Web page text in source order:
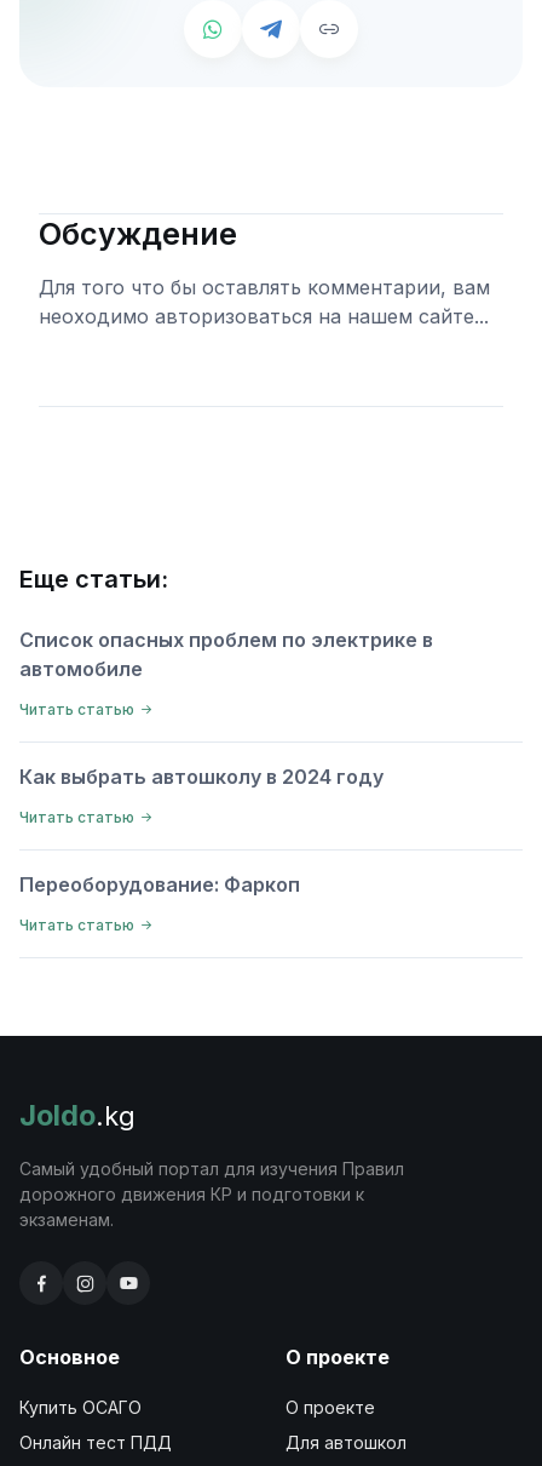
Обсуждение
Для того что бы оставлять комментарии, вам
неоходимо авторизоваться на нашем сайте...
Еще статьи:
Список опасных проблем по электрике в
автомобиле
Читать статью
Как выбрать автошколу в 2024 году
Читать статью
Переоборудование: Фаркоп
Читать статью
Joldo.kg
Самый удобный портал для изучения Правил
дорожного движения КР и подготовки к
экзаменам.
Основное
Купить ОСАГО
Онлайн тест ПДД
О проекте
О проекте
Для автошкол